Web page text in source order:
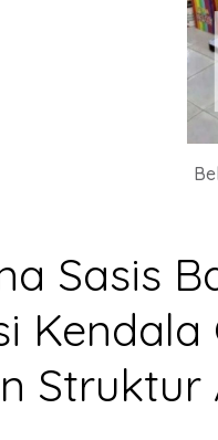
Sasis
Struktur